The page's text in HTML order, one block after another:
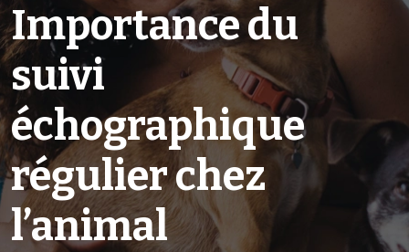
Importance du
suivi
échographique
régulier chez
l’animal